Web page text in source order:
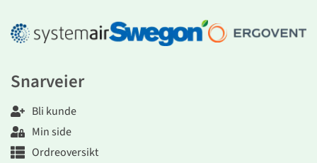
Snarveier
Bli kunde
Min side
Ordreoversikt